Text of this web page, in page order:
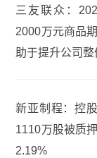
三友联众：
2000万元商品
助于提升公司
新亚制程：控
1110万股被质
2.19%